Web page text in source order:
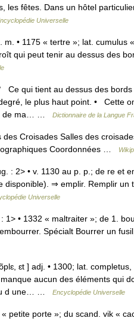
les fêtes. Dans un hôtel
Universelle
• 1175 « tertre »; lat.
qui peut tenir au dessus des
qui tient au dessus des
le plus haut point. • Cette
de ma… …
Dictionnaire de la Langue
Croisades Salles des
Coordonnées …
: 2> • v. 1130 au p. p.; de re et
disponible). ⇒ emplir. Remplir
Universelle
• 1332 « maltraiter »; de 1.
Spécialt Bourrer un
ɛt ] adj. • 1300; lat.
aucun des éléments qui
d une… …
Encyclopédie Universelle
« petite porte »; du scand. vik «